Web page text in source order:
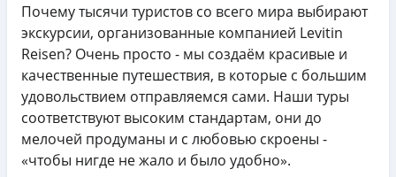
Почему тысячи туристов со всего мира выбирают
экскурсии, организованные компанией Levitin
Reisen? Очень просто - мы создаём красивые и
качественные путешествия, в которые с большим
удовольствием отправляемся сами. Наши туры
соответствуют высоким стандартам, они до
мелочей продуманы и с любовью скроены -
«чтобы нигде не жало и было удобно».